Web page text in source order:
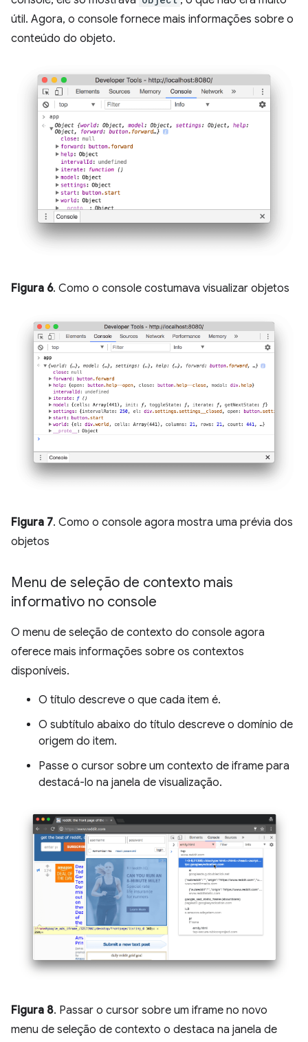
útil. Agora, o console fornece mais informações sobre o
conteúdo do objeto.
Figura 6. Como o console costumava visualizar objetos
Figura 7. Como o console agora mostra uma prévia dos
objetos
Menu de seleção de contexto mais
informativo no console
O menu de seleção de contexto do console agora
oferece mais informações sobre os contextos
disponíveis.
O título descreve o que cada item é.
O subtítulo abaixo do título descreve o domínio de
origem do item.
Passe o cursor sobre um contexto de iframe para
destacá-lo na janela de visualização.
Figura 8. Passar o cursor sobre um iframe no novo
menu de seleção de contexto o destaca na janela de